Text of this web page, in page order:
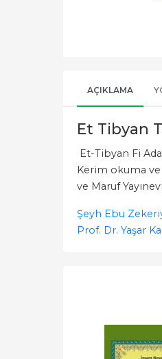
AÇIKLAMA
Et Tibyan
Et-Tibyan Fi
Kerim okuma ve
ve Maruf
Prof. Dr. Yaşar